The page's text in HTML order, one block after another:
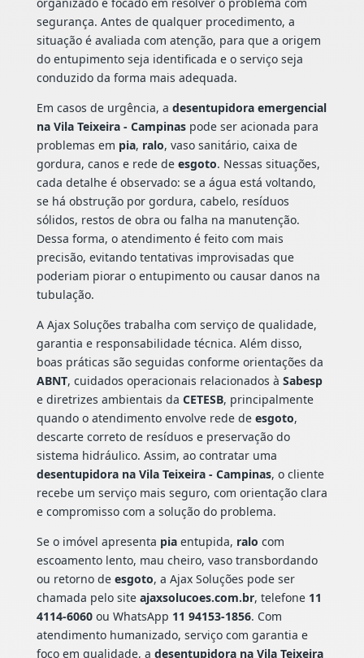
segurança. Antes de qualquer procedimento, a
situação é avaliada com atenção, para que a origem
do entupimento seja identificada e o serviço seja
conduzido da forma mais adequada.
Em casos de urgência, a desentupidora emergencial
na Vila Teixeira - Campinaspode ser acionada para
problemas em pia, ralo, vaso sanitário, caixa de
gordura, canos e rede de esgoto. Nessas situações,
cada detalhe é observado: se a água está voltando,
se há obstrução por gordura, cabelo, resíduos
sólidos, restos de obra ou falha na manutenção.
Dessa forma, o atendimento é feito com mais
precisão, evitando tentativas improvisadas que
poderiam piorar o entupimento ou causar danos na
tubulação.
A Ajax Soluções trabalha com serviço de qualidade,
garantia e responsabilidade técnica. Além disso,
boas práticas são seguidas conforme orientações da
ABNT, cuidados operacionais relacionados à Sabesp
e diretrizes ambientais da CETESB, principalmente
quando o atendimento envolve rede de esgoto,
descarte correto de resíduos e preservação do
sistema hidráulico. Assim, ao contratar uma
desentupidora na Vila Teixeira - Campinas, o cliente
recebe um serviço mais seguro, com orientação clara
e compromisso com a solução do problema.
Se o imóvel apresenta piaentupida, ralo com
escoamento lento, mau cheiro, vaso transbordando
ou retorno de esgoto, a Ajax Soluções pode ser
chamada pelo site ajaxsolucoes.com.br, telefone 11
4114-6060ou WhatsApp 11 94153-1856. Com
atendimento humanizado, serviço com garantia e
foco em qualidade, a desentupidora na Vila Teixeira